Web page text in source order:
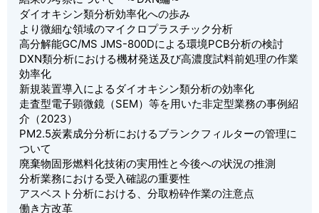
ダイオキシン類分析効率化への歩み
より微細な領域のマイクロプラスチック分析
高分解能GC/MS JMS-800Dによる環境PCB分析の検討
DXN類分析における機材発送及び高濃度試料前処理の作業
効率化
新規装置導入によるダイオキシン類分析の効率化
走査型電子顕微鏡（SEM）等を用いた非定型業務の事例紹
介（2023）
PM2.5炭素成分分析におけるブランクフィルターの管理に
ついて
廃棄物固形燃料化技術の実用性と今後への状況の推測
分析業務における受入確認の重要性
アスベスト分析における、分取粉砕作業の注意点
働き方改革